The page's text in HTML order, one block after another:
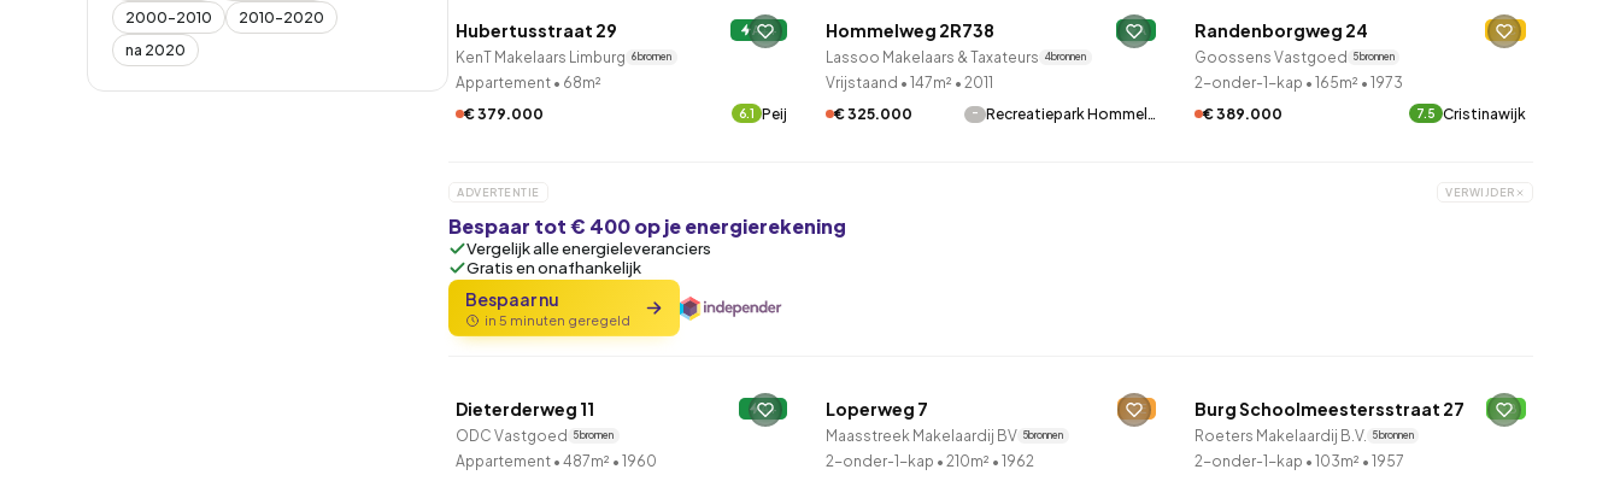
2000-2010
2010-2020
na 2020
2 uur geleden ontdekt
Hubertusstraat 29 A++
KenT Makelaars Limburg 6 bronnen
Appartement • 68m²
€ 379.000
6.1 Peij
2 uur geleden ontdekt
Hommelweg 2R738 A
Lassoo Makelaars & Taxateurs 4 bronnen
Vrijstaand • 147m² • 2011
€ 325.000
- Recreatiepark Hommel…
Onder bod
Randenborgweg 24 C
Goossens Vastgoed 5 bronnen
2-onder-1-kap • 165m² • 1973
€ 389.000
7.5 Cristinawijk
ADVERTENTIE VERWIJDER
Bespaar tot € 400 op je energierekening
Vergelijk alle energieleveranciers
Gratis en onafhankelijk
Bespaar nu
in 5 minuten geregeld
2 uur geleden ontdekt
Dieterderweg 11 A+
ODC Vastgoed 5 bronnen
Appartement • 487m² • 1960
Onder bod
Loperweg 7 E
Maasstreek Makelaardij BV 5 bronnen
2-onder-1-kap • 210m² • 1962
Verkocht onder voorbehoud
Burg Schoolmeestersstraat 27 B
Roeters Makelaardij B.V. 5 bronnen
2-onder-1-kap • 103m² • 1957